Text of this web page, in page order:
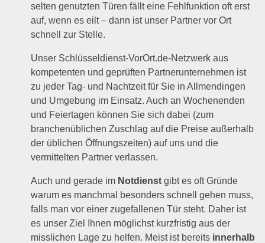
selten genutzten Türen fällt eine Fehlfunktion oft erst
auf, wenn es eilt – dann ist unser Partner vor Ort
schnell zur Stelle.
Unser Schlüsseldienst-VorOrt.de-Netzwerk aus
kompetenten und geprüften Partnerunternehmen ist
zu jeder Tag- und Nachtzeit für Sie in Allmendingen
und Umgebung im Einsatz. Auch an Wochenenden
und Feiertagen können Sie sich dabei (zum
branchenüblichen Zuschlag auf die Preise außerhalb
der üblichen Öffnungszeiten) auf uns und die
vermittelten Partner verlassen.
Auch und gerade im Notdienst gibt es oft Gründe
warum es manchmal besonders schnell gehen muss,
falls man vor einer zugefallenen Tür steht. Daher ist
es unser Ziel Ihnen möglichst kurzfristig aus der
misslichen Lage zu helfen. Meist ist bereits innerhalb